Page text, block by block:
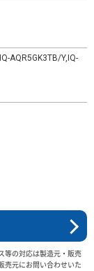
AQR5GK3TB/Y,IQ-
等の対応は製造元・販売
売元にお問い合わせいた